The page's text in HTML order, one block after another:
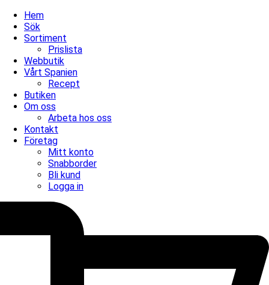
Hem
Sök
Sortiment
Prislista
Webbutik
Vårt Spanien
Recept
Butiken
Om oss
Arbeta hos oss
Kontakt
Företag
Mitt konto
Snabborder
Bli kund
Logga in